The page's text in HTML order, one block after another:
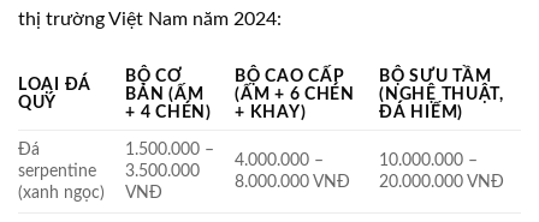
thị trường Việt Nam năm 2024:
LOẠI ĐÁ
QUÝ
BỘ CƠ
BẢN (ẤM
+ 4 CHÉN)
BỘ CAO CẤP
(ẤM + 6 CHÉN
+ KHAY)
BỘ SƯU TẦM
(NGHỆ THUẬT,
ĐÁ HIẾM)
Đá
serpentine
(xanh ngọc)
1.500.000 –
3.500.000
VNĐ
4.000.000 –
8.000.000 VNĐ
10.000.000 –
20.000.000 VNĐ